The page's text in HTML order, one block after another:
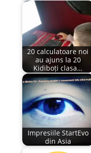
20 calculatoare noi
au ajuns la 20
Kidiboți clasa…
Impresiile StartEvo
din Asia